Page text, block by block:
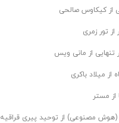
از کیکاوس صالحی
تور زمری
تنهایی از مانی ویس
از میلاد باکری
از مستر
(هوش مصنوعی) از توحید پیری قراقیه